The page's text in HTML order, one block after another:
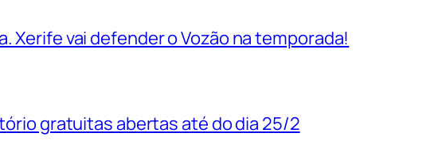
Xerife vai defender o Vozão na temporada!
gratuitas abertas até do dia 25/2